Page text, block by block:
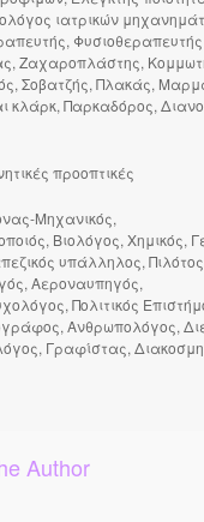
ιατρικών
Ζαχαροπλάστης,
Σοβατζής, Πλακάς,
κλάρκ, Παρκαδόρος,
προοπτικές
Μηχανικός,
Βιολόγος, Χημικός,
υπάλληλος,
Αεροναυπηγός,
Πολιτικός
Ανθρωπολόγος,
Γραφίστας,
Author